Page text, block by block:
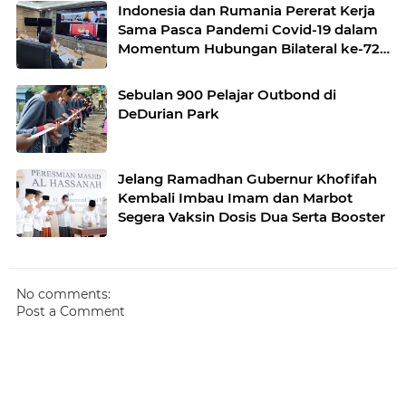
Indonesia dan Rumania Pererat Kerja
Sama Pasca Pandemi Covid-19 dalam
Momentum Hubungan Bilateral ke-72
Sebulan 900 Pelajar Outbond di
DeDurian Park
Jelang Ramadhan Gubernur Khofifah
Kembali Imbau Imam dan Marbot
Segera Vaksin Dosis Dua Serta Booster
No comments:
Post a Comment